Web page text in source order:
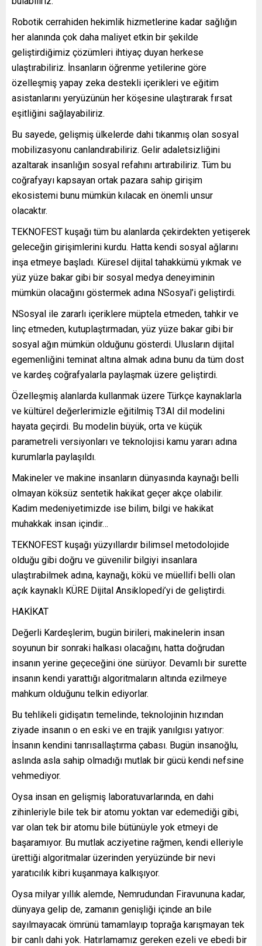
Robotik cerrahiden hekimlik hizmetlerine kadar sağlığın
her alanında çok daha maliyet etkin bir şekilde
geliştirdiğimiz çözümleri ihtiyaç duyan herkese
ulaştırabiliriz. İnsanların öğrenme yetilerine göre
özelleşmiş yapay zeka destekli içerikleri ve eğitim
asistanlarını yeryüzünün her köşesine ulaştırarak fırsat
eşitliğini sağlayabiliriz.
Bu sayede, gelişmiş ülkelerde dahi tıkanmış olan sosyal
mobilizasyonu canlandırabiliriz. Gelir adaletsizliğini
azaltarak insanlığın sosyal refahını artırabiliriz. Tüm bu
coğrafyayı kapsayan ortak pazara sahip girişim
ekosistemi bunu mümkün kılacak en önemli unsur
olacaktır.
TEKNOFEST kuşağı tüm bu alanlarda çekirdekten yetişerek
geleceğin girişimlerini kurdu. Hatta kendi sosyal ağlarını
inşa etmeye başladı. Küresel dijital tahakkümü yıkmak ve
yüz yüze bakar gibi bir sosyal medya deneyiminin
mümkün olacağını göstermek adına NSosyal’i geliştirdi.
NSosyal ile zararlı içeriklere müptela etmeden, tahkir ve
linç etmeden, kutuplaştırmadan, yüz yüze bakar gibi bir
sosyal ağın mümkün olduğunu gösterdi. Ulusların dijital
egemenliğini teminat altına almak adına bunu da tüm dost
ve kardeş coğrafyalarla paylaşmak üzere geliştirdi.
Özelleşmiş alanlarda kullanmak üzere Türkçe kaynaklarla
ve kültürel değerlerimizle eğitilmiş T3AI dil modelini
hayata geçirdi. Bu modelin büyük, orta ve küçük
parametreli versiyonları ve teknolojisi kamu yararı adına
kurumlarla paylaşıldı.
Makineler ve makine insanların dünyasında kaynağı belli
olmayan köksüz sentetik hakikat geçer akçe olabilir.
Kadim medeniyetimizde ise bilim, bilgi ve hakikat
muhakkak insan içindir…
TEKNOFEST kuşağı yüzyıllardır bilimsel metodolojide
olduğu gibi doğru ve güvenilir bilgiyi insanlara
ulaştırabilmek adına, kaynağı, kökü ve müellifi belli olan
açık kaynaklı KÜRE Dijital Ansiklopedi’yi de geliştirdi.
HAKİKAT
Değerli Kardeşlerim, bugün birileri, makinelerin insan
soyunun bir sonraki halkası olacağını, hatta doğrudan
insanın yerine geçeceğini öne sürüyor. Devamlı bir surette
insanın kendi yarattığı algoritmaların altında ezilmeye
mahkum olduğunu telkin ediyorlar.
Bu tehlikeli gidişatın temelinde, teknolojinin hızından
ziyade insanın o en eski ve en trajik yanılgısı yatıyor:
İnsanın kendini tanrısallaştırma çabası. Bugün insanoğlu,
aslında asla sahip olmadığı mutlak bir gücü kendi nefsine
vehmediyor.
Oysa insan en gelişmiş laboratuvarlarında, en dahi
zihinleriyle bile tek bir atomu yoktan var edemediği gibi,
var olan tek bir atomu bile bütünüyle yok etmeyi de
başaramıyor. Bu mutlak acziyetine rağmen, kendi elleriyle
ürettiği algoritmalar üzerinden yeryüzünde bir nevi
yaratıcılık kibri kuşanmaya kalkışıyor.
Oysa milyar yıllık alemde, Nemrudundan Firavununa kadar,
dünyaya gelip de, zamanın genişliği içinde an bile
sayılmayacak ömrünü tamamlayıp toprağa karışmayan tek
bir canlı dahi yok. Hatırlamamız gereken ezeli ve ebedi bir